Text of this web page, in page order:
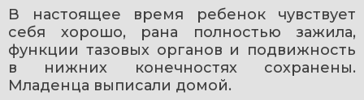
В настоящее время ребенок чувствует
себя хорошо, рана полностью зажила,
функции тазовых органов и подвижность
в нижних конечностях сохранены.
Младенца выписали домой.